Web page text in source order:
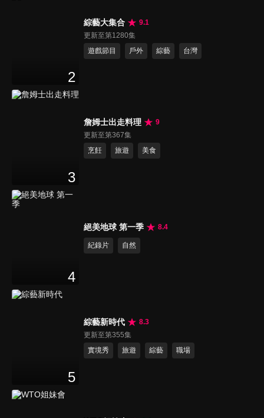
2
綜藝大集合
9.1
更新至第1280集
遊戲節目
戶外 綜藝 台灣
3
詹姆士出走料理
9
更新至第367集
烹飪
旅遊 美食
4
絕美地球 第一季 8.4
紀錄片 自然
5
綜藝新時代
8.3
更新至第355集
實境秀
旅遊 綜藝 職場